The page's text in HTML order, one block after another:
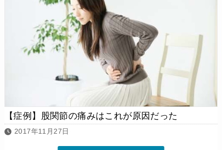
【症例】股関節の痛みはこれが原因だった
2017年11月27日